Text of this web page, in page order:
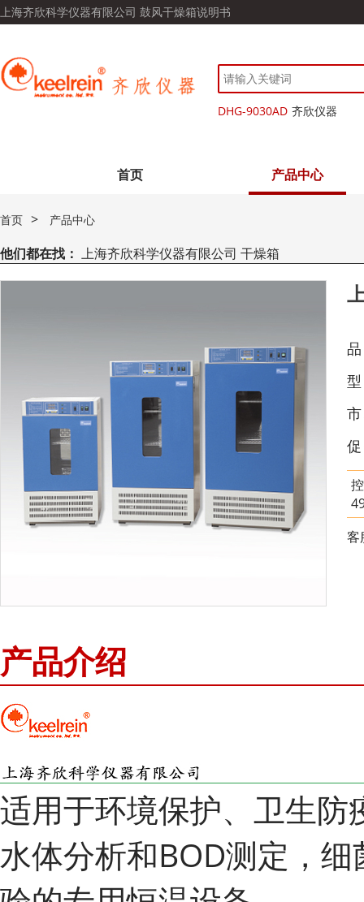
上海齐欣科学仪器有限公司 鼓风干燥箱说明书
DHG-9030AD 齐欣仪器
首页 产品中心
首页 > 产品中心
他们都在找： 上海齐欣科学仪器有限公司 干燥箱
客
产品介绍
适用于环境保护、卫生
水体分析和BOD测定，